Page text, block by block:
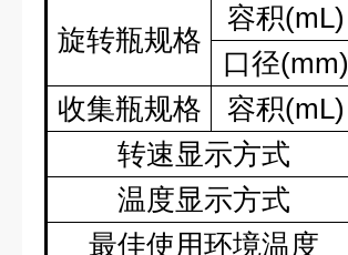
旋转瓶规格
容积(mL)
口径(mm)
收集瓶规格
容积(mL)
转速显示方式
温度显示方式
最佳使用环境温度